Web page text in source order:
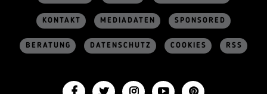
KONTAKT MEDIADATEN SPONSORED
BERATUNG DATENSCHUTZ COOKIES RSS